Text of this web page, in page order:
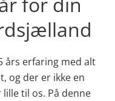
års erfaring med alt
og der er ikke en
til os. På denne